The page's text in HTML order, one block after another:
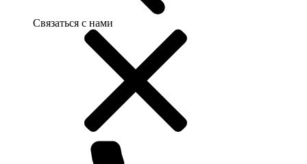
Связаться с нами